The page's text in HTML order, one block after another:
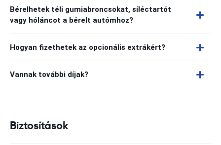
Bérelhetek téli gumiabroncsokat, síléctartót
vagy hóláncot a bérelt autómhoz?
Hogyan fizethetek az opcionális extrákért?
Vannak további díjak?
Biztosítások